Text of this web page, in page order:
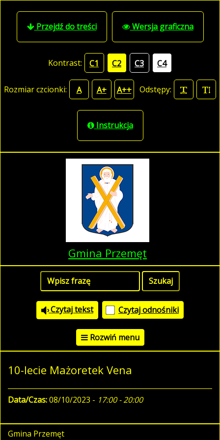
Przejdź do treści Wersja graficzna
Kontrast: C1 C2 C3 C4
Rozmiar czcionki: A A+ A++ Odstępy:
Instrukcja
Gmina Przemęt
Czytaj tekst Czytaj odnośniki
Rozwiń menu
10-lecie Mażoretek Vena
Data/Czas:08/10/2023 - 17:00 - 20:00
Gmina Przemęt